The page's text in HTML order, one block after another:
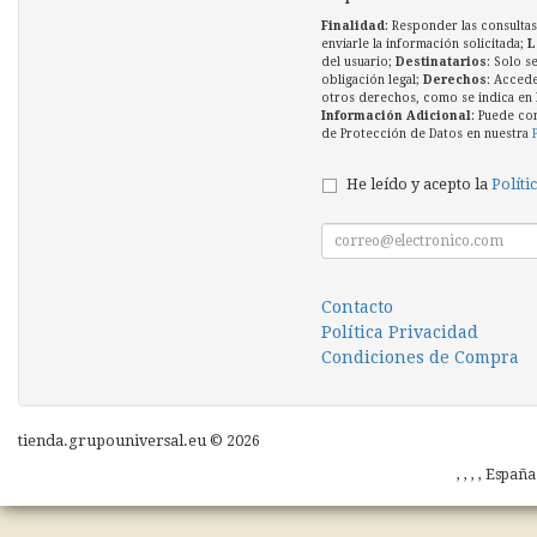
Finalidad : Responder las
enviarle la información solicitada;
del usuario; Destinatarios: Solo
obligación legal; Derechos:
otros derechos, como se indica en
Información Adicional : Puede
de Protección de Datos en nuestra
He leído y acepto la
Contacto
Política Privacidad
Condiciones de Compra
tienda.grupouniversal.eu © 2026
, , , ,